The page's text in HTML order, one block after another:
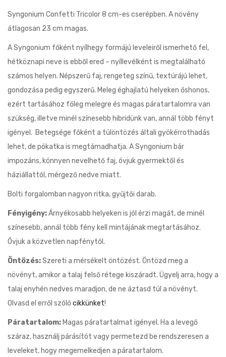
Syngonium Confetti Tricolor 8 cm-es cserépben. A növény
átlagosan 23 cm magas.
A Syngonium főként nyílhegy formájú leveleiről ismerhető fel,
hétköznapi neve is ebből ered – nyíllevélként is megtalálható
számos helyen. Népszerű faj, rengeteg színű, textúrájú lehet,
gondozása pedig egyszerű. Meleg éghajlatú helyeken őshonos,
ezért tartásához főleg melegre és magas páratartalomra van
szükség, illetve minél színesebb hibridünk van, annál több fényt
igényel. Betegsége főként a túlöntözés általi gyökérrothadás
lehet, de pókatka is megtámadhatja. A Syngonium bár
impozáns, könnyen nevelhető faj, óvjuk gyermektől és
háziállattól, mérgező nedve miatt.
Bolti forgalomban nagyon ritka, gyűjtői darab.
Fényigény:Árnyékosabb helyeken is jól érzi magát, de minél
színesebb, annál több fény kell mintájának megtartásához.
Óvjuk a közvetlen napfénytől.
Öntözés:Szereti a mérsékelt öntözést. Öntözd meg a
növényt, amikor a talaj felső rétege kiszáradt. Ügyelj arra, hogy a
talaj enyhén nedves maradjon, de ne áztasd túl a növényt.
Olvasd el erről szóló cikkünket!
Páratartalom: Magas páratartalmat igényel. Ha a levegő
száraz, használj párásítót vagy permetezd be rendszeresen a
leveleket, hogy megemelkedjen a páratartalom.